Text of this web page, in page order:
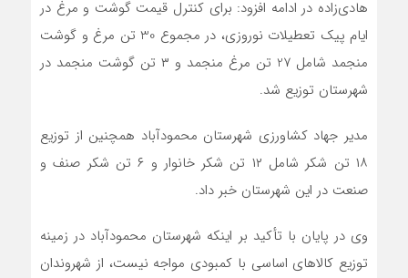
هادی‌زاده در ادامه افزود: برای کنترل قیمت گوشت و مرغ در
ایام پیک تعطیلات نوروزی، در مجموع 30 تن مرغ و گوشت
منجمد شامل 27 تن مرغ منجمد و ۳ تن گوشت منجمد در
شهرستان توزیع شد.
مدیر جهاد کشاورزی شهرستان محمودآباد همچنین از توزیع
۱۸ تن شکر شامل ۱۲ تن شکر خانوار و ۶ تن شکر صنف و
صنعت در این شهرستان خبر داد.
وی در پایان با تأکید بر اینکه شهرستان محمودآباد در زمینه
توزیع کالاهای اساسی با کمبودی مواجه نیست، از شهروندان